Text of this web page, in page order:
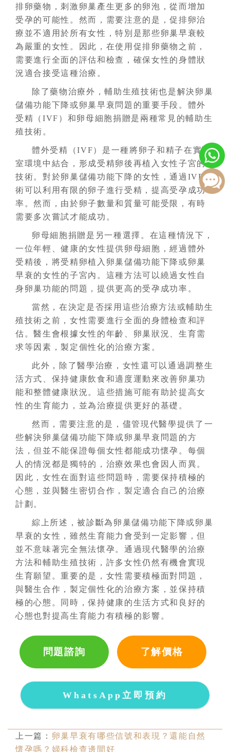
排卵藥物，刺激卵巢產生更多的卵泡，從而增加
受孕的可能性。然而，需要注意的是，促排卵治
療並不適用於所有女性，特別是那些卵巢早衰較
為嚴重的女性。因此，在使用促排卵藥物之前，
需要進行全面的評估和檢查，確保女性的身體狀
況適合接受這種治療。
除了藥物治療外，輔助生殖技術也是解決卵巢
儲備功能下降或卵巢早衰問題的重要手段。體外
受精（IVF）和卵母細胞捐贈是兩種常見的輔助生
殖技術。
體外受精（IVF）是一種將卵子和精子在實驗
室環境中結合，形成受精卵後再植入女性子宮的
技術。對於卵巢儲備功能下降的女性，通過IVF技
術可以利用有限的卵子進行受精，提高受孕成功
率。然而，由於卵子數量和質量可能受限，有時
需要多次嘗試才能成功。
卵母細胞捐贈是另一種選擇。在這種情況下，
一位年輕、健康的女性提供卵母細胞，經過體外
受精後，將受精卵植入卵巢儲備功能下降或卵巢
早衰的女性的子宮內。這種方法可以繞過女性自
身卵巢功能的問題，提供更高的受孕成功率。
當然，在決定是否採用這些治療方法或輔助生
殖技術之前，女性需要進行全面的身體檢查和評
估。醫生會根據女性的年齡、卵巢狀況、生育需
求等因素，製定個性化的治療方案。
此外，除了醫學治療，女性還可以通過調整生
活方式、保持健康飲食和適度運動來改善卵巢功
能和整體健康狀況。這些措施可能有助於提高女
性的生育能力，並為治療提供更好的基礎。
然而，需要注意的是，儘管現代醫學提供了一
些解決卵巢儲備功能下降或卵巢早衰問題的方
法，但並不能保證每個女性都能成功懷孕。每個
人的情況都是獨特的，治療效果也會因人而異。
因此，女性在面對這些問題時，需要保持積極的
心態，並與醫生密切合作，製定適合自己的治療
計劃。
綜上所述，被診斷為卵巢儲備功能下降或卵巢
早衰的女性，雖然生育能力會受到一定影響，但
並不意味著完全無法懷孕。通過現代醫學的治療
方法和輔助生殖技術，許多女性仍然有機會實現
生育願望。重要的是，女性需要積極面對問題，
與醫生合作，製定個性化的治療方案，並保持積
極的心態。同時，保持健康的生活方式和良好的
心態也對提高生育能力有積極的影響。
問題諮詢 了解價格
WhatsApp立即預約
上一篇： 卵巢早衰有哪些信號和表現？還能自然
懷孕嗎？婦科檢查邊間好